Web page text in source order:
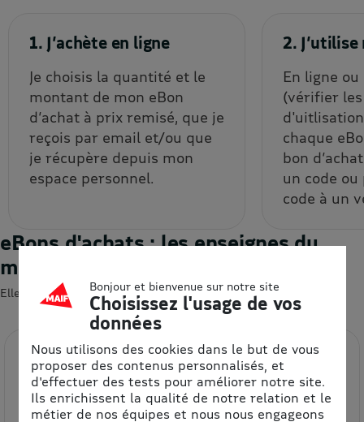
1. J’achète en ligne
Je choisis la quantité et le
montant de mon eBon
d’achat à prix remisé, que je
reçois par email et/ou que
je récupère depuis mon
espace personnel.
2.
En ligne
(vérifier
chaque
bon
un code
code à un
eBons d'achats : les enseignes du
moment
Elles devraient vous intéresser 😍Bonjour et bienvenue sur notre site
Choisissez l'usage de vos
données
Nous utilisons des cookies dans le but de vous
proposer des contenus personnalisés, et
d'effectuer des tests pour améliorer notre site.
Ils enrichissent la qualité de notre relation et le
métier de nos équipes et nous nous engageons